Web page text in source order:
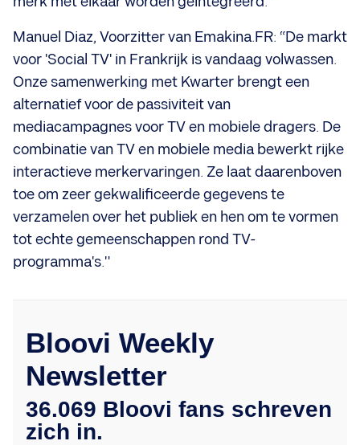
Manuel Diaz, Voorzitter van Emakina.FR: “De markt
voor 'Social TV' in Frankrijk is vandaag volwassen.
Onze samenwerking met Kwarter brengt een
alternatief voor de passiviteit van
mediacampagnes voor TV en mobiele dragers. De
combinatie van TV en mobiele media bewerkt rijke
interactieve merkervaringen. Ze laat daarenboven
toe om zeer gekwalificeerde gegevens te
verzamelen over het publiek en hen om te vormen
tot echte gemeenschappen rond TV-
programma's."
Bloovi Weekly
Newsletter
36.069 Bloovi fans schreven
zich in.